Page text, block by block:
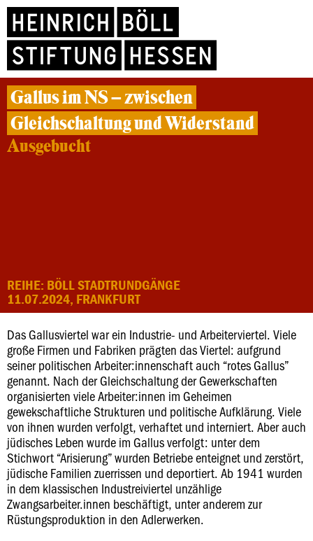
Gallus im NS – zwischen
Gleichschaltung und Widerstand
Ausgebucht
REIHE: BÖLL STADTRUNDGÄNGE
11.07.2024, FRANKFURT
Das Gallusviertel war ein Industrie- und Arbeiterviertel. Viele
große Firmen und Fabriken prägten das Viertel: aufgrund
seiner politischen Arbeiter:innenschaft auch “rotes Gallus”
genannt. Nach der Gleichschaltung der Gewerkschaften
organisierten viele Arbeiter:innen im Geheimen
gewekschaftliche Strukturen und politische Aufklärung. Viele
von ihnen wurden verfolgt, verhaftet und interniert. Aber auch
jüdisches Leben wurde im Gallus verfolgt: unter dem
Stichwort “Arisierung” wurden Betriebe enteignet und zerstört,
jüdische Familien zuerrissen und deportiert. Ab 1941 wurden
in dem klassischen Industreiviertel unzählige
Zwangsarbeiter.innen beschäftigt, unter anderem zur
Rüstungsproduktion in den Adlerwerken.